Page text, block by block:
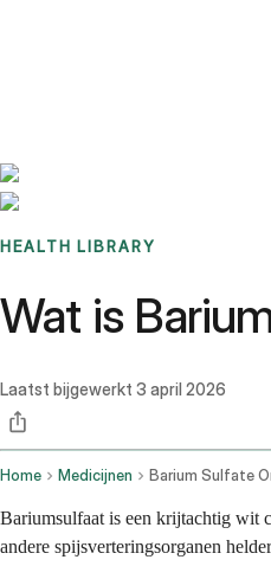
HEALTH LIBRARY
Wat is
Laatst bijgewerkt 3 april 2026
Home Medicijnen Barium Sulfate
Bariumsulfaat is een krijtachtig wit
andere spijsverteringsorganen